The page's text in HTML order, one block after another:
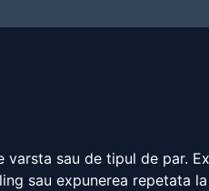
sau de tipul de par.
sau expunerea repetata